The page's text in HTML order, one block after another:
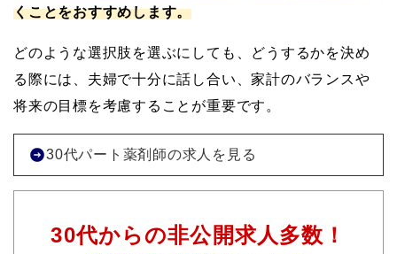
くことをおすすめします。
どのような選択肢を選ぶにしても、どうするかを決め
る際には、夫婦で十分に話し合い、家計のバランスや
将来の目標を考慮することが重要です。
30代パート薬剤師の求人を見る
30代からの非公開求人多数！